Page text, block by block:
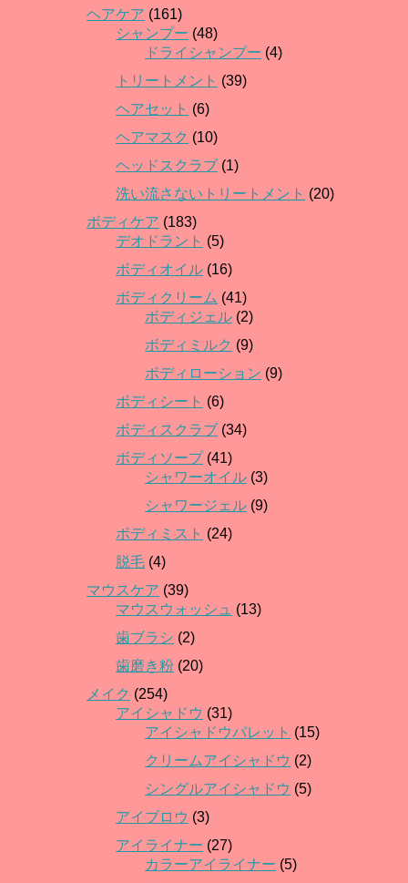
ヘアケア (161)
シャンプー (48)
ドライシャンプー (4)
トリートメント (39)
ヘアセット (6)
ヘアマスク (10)
ヘッドスクラブ (1)
洗い流さないトリートメント (20)
ボディケア (183)
デオドラント (5)
ボディオイル (16)
ボディクリーム (41)
ボディジェル (2)
ボディミルク (9)
ボディローション (9)
ボディシート (6)
ボディスクラブ (34)
ボディソープ(41)
シャワーオイル (3)
シャワージェル (9)
ボディミスト (24)
脱毛 (4)
マウスケア (39)
マウスウォッシュ (13)
歯ブラシ (2)
歯磨き粉 (20)
メイク (254)
アイシャドウ (31)
アイシャドウパレット (15)
クリームアイシャドウ (2)
シングルアイシャドウ (5)
アイブロウ (3)
アイライナー (27)
カラーアイライナー (5)